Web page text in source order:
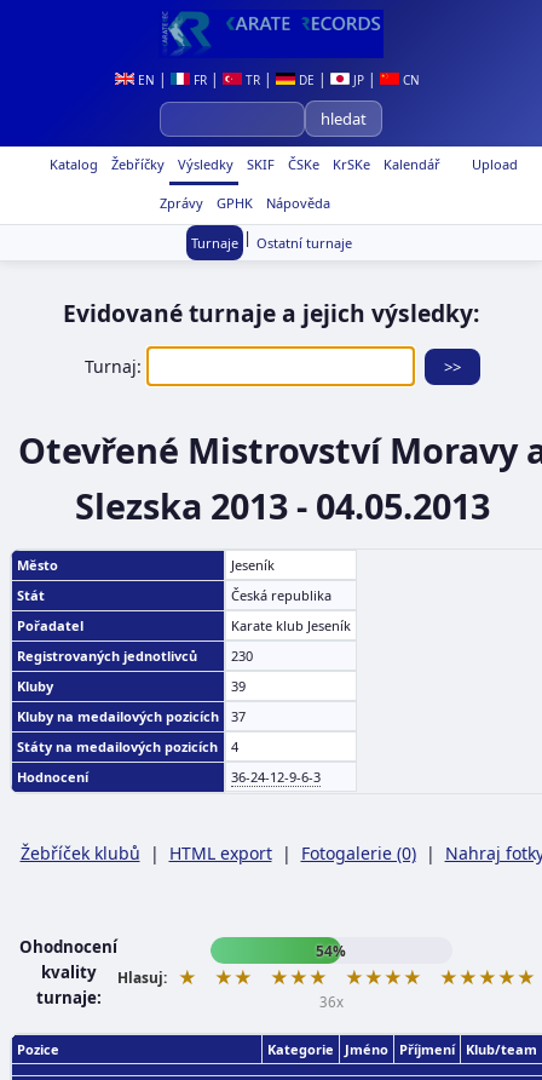
EN | FR | TR | DE | JP | CN
Upload
Katalog Žebříčky Výsledky SKIF ČSKe KrSKe Kalendář
Zprávy GPHK Nápověda
Turnaje | Ostatní turnaje
Evidované turnaje a jejich výsledky:
Turnaj:
Otevřené Mistrovství Moravy
Slezska 2013 - 04.05.2013
Město
Jeseník
Stát
Česká republika
Pořadatel
Karate klub Jeseník
Registrovaných jednotlivců
230
Kluby
39
Kluby na medailových pozicích
37
Státy na medailových pozicích
4
Hodnocení
36-24-12-9-6-3
Žebříček klubů | HTML export| Fotogalerie (0)| Nahraj
Ohodnocení
kvality
turnaje:
54%
Hlasuj:
★ ★★ ★★★ ★★★★ ★★★★★
36x
Pozice Kategorie Jméno Příjmení Klub/team